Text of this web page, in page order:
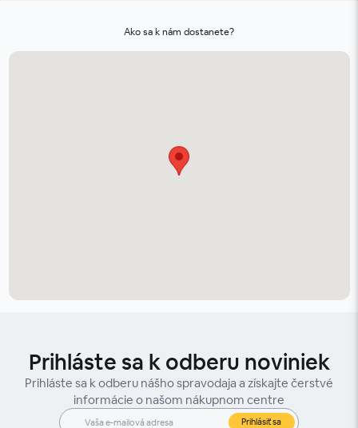
Ako sa k nám dostanete?
Prihláste sa k odberu noviniek
Prihláste sa k odberu nášho spravodaja a získajte čerstvé
informácie o našom nákupnom centre
Prihlásiť sa